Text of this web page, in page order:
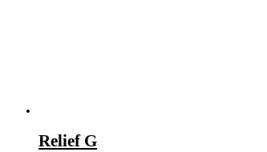
Relief G